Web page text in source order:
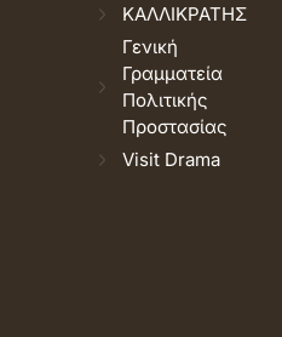
ΚΑΛΛΙΚΡΑΤΗΣ
Γενική
Γραμματεία
Πολιτικής
Προστασίας
Visit Drama